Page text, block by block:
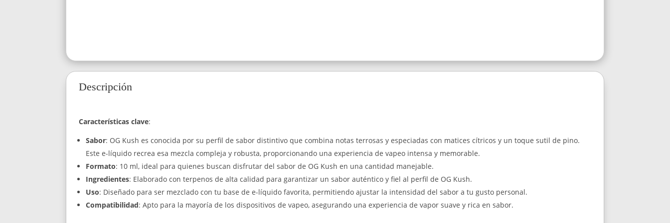
Descripción
Características clave:
Sabor: OG Kush es conocida por su perfil de sabor distintivo que combina notas terrosas y especiadas con matices cítricos y un toque sutil de pino.
Este e-líquido recrea esa mezcla compleja y robusta, proporcionando una experiencia de vapeo intensa y memorable.
Formato: 10 ml, ideal para quienes buscan disfrutar del sabor de OG Kush en una cantidad manejable.
Ingredientes: Elaborado con terpenos de alta calidad para garantizar un sabor auténtico y fiel al perfil de OG Kush.
Uso: Diseñado para ser mezclado con tu base de e-líquido favorita, permitiendo ajustar la intensidad del sabor a tu gusto personal.
Compatibilidad: Apto para la mayoría de los dispositivos de vapeo, asegurando una experiencia de vapor suave y rica en sabor.